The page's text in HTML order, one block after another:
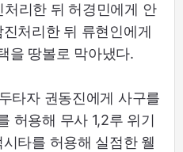
리한 뒤 허경민에게 안
처리한 뒤 류현인에게
을 땅볼로 막아냈다.
타자 권동진에게 사구를
허용해 무사 1,2루 위기
타를 허용해 실점한 웰